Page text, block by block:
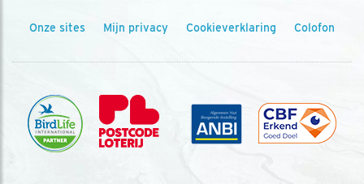
Onze sites Mijn privacy Cookieverklaring Colofon